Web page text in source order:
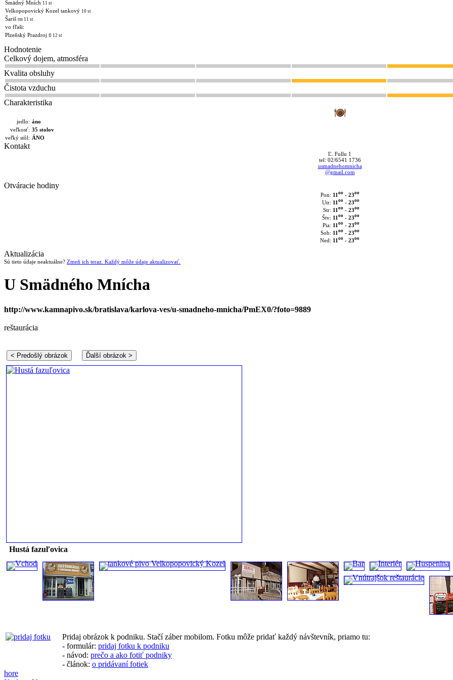
Smädný Mních 11 st
Velkopopovický Kozel tankový 10 st
Šariš tm 11 st
vo fľaši:
Plzeňský Prazdroj fl 12 st
Hodnotenie
Celkový dojem, atmosféra
Kvalita obsluhy
Čistota vzduchu
Charakteristika
jedlo: áno
veľkosť: 35 stolov
veľký stôl: ÁNO
Kontakt
Ľ. Fullu 1
tel: 02/6541 1736
usmadnehomnicha
@gmail.com
Otváracie hodiny
Pon: 11 oo - 23oo
Utr: 11 oo - 23oo
Str: 11 oo - 23oo
Štv: 11 oo - 23oo
Pia: 11 oo - 23oo
Sob: 11 oo - 23oo
Ned: 11 oo - 23oo
Aktualizácia
Sú tieto údaje neaktuálne? Zmeň ich teraz. Každý môže údaje aktualizovať.
U Smädného Mnícha
http://www.kamnapivo.sk/bratislava/karlova-ves/u-smadneho-mnicha/PmEX0/?foto=9889
reštaurácia
Hustá fazuľovica
Pridaj obrázok k podniku. Stačí záber mobilom. Fotku môže pridať každý návštevník, priamo tu:
- formulár: pridaj fotku k podniku
- návod: prečo a ako fotiť podniky
- článok: o pridávaní fotiek
hore